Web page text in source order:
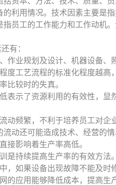
的利用情况。技术因素主要是
员工的工作能力和工作动机
有：
作业规划及设计、机器设备、
度工艺流程的标准化程度越高
比较时的失真。
表示了资源利用的有效性，
动频繁，不利于培养员工对
动还可能造成技术、经营的
接影响着生产率高低。
是持续提高生产率的有效方法。
，如果设备出现故障不能及时
的应用能够降低成本，提高